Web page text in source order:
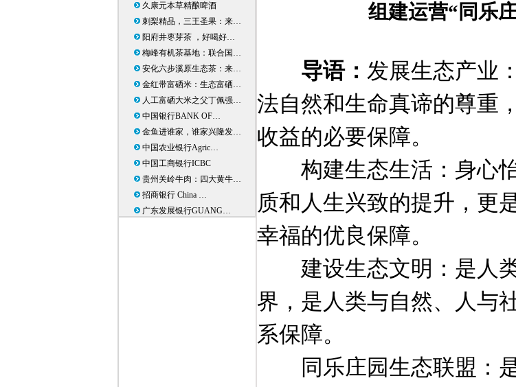
久康元本草精酿啤酒
刺梨精品，三王圣果：来…
阳府井枣芽茶 ，好喝好…
梅峰有机茶基地：联合国…
安化六步溪原生态茶：来…
金红带富硒米：生态富硒…
人工富硒大米之父丁佩强…
中国银行BANK OF…
金鱼进谁家，谁家兴隆发…
中国农业银行Agric…
中国工商银行ICBC
贵州关岭牛肉：四大黄牛…
招商银行 China …
广东发展银行GUANG…
组建运营“同乐
导语： 发展生态产业
法自然和生命真谛的尊重
收益的必要保障。
构建生态生活：身心
质和人生兴致的提升，更
幸福的优良保障。
建设生态文明 ： 是人
界，是人类与自然、人与
系保障。
同乐庄园生态联盟：